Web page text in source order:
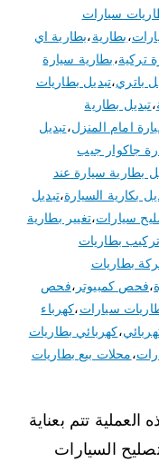
سيارات
،بطارية،بطارية اي
تركية،بطارية سيارة
باتري،تبديل بطاريات
،تبديل بطارية
امام المنزل،تبديل
جاكوار جيب
بطارية سيارة عند
بكارية السيارة،تبديل
سيارات،تغيير بطارية
بطاريات
بطاريات
،فحص كمبيوتر ،فحص
سيارات،كهرباء
،كهربائي بطاريات
،محلات بيع بطاريات
تتم بعناية
السيارات